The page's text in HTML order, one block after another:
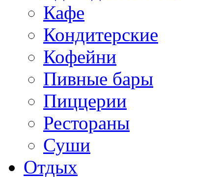
Кафе
Кондитерские
Кофейни
Пивные бары
Пиццерии
Рестораны
Суши
Отдых